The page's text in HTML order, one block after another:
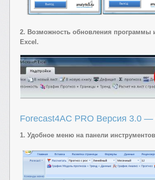
2. Возможность обновления программы
Excel.
Forecast4AC PRO Версия 3.0 —
1. Удобное меню на панели